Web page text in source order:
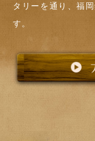
タリーを通り、福
す。